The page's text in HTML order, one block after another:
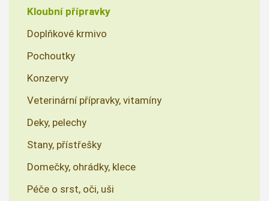
Kloubní přípravky
Doplňkové krmivo
Pochoutky
Konzervy
Veterinární přípravky, vitamíny
Deky, pelechy
Stany, přístřešky
Domečky, ohrádky, klece
Péče o srst, oči, uši